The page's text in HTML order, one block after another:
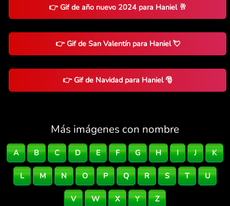
👉 Gif de año nuevo 2024 para Haniel 🥂
👉 Gif de San Valentín para Haniel 💘
👉 Gif de Navidad para Haniel 🎅
Más imágenes con nombre
A B C D E F G H I J K
L M N O P Q R S T U
V W X Y Z